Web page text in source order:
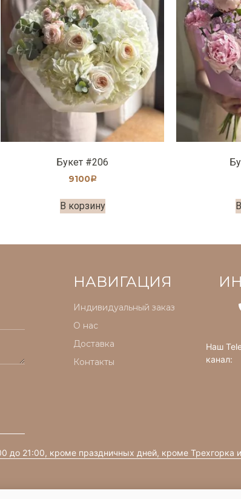
Букет #206
9100 Р
В корзину
НАВИГАЦИЯ
Индивидуальный заказ
О нас
Доставка
Контакты
Наш
канал:
до 21:00, кроме праздничных дней, кроме Трехгорка